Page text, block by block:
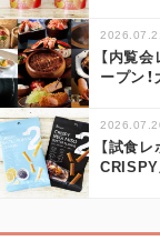
【内覧
ープン
【試食
CRISPY